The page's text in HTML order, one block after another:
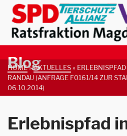
Blog
HOME»AKTUELLES»
RANDAU (ANFRAGE F0161/14 ZUR
06.10.2014)
Erlebnispfad